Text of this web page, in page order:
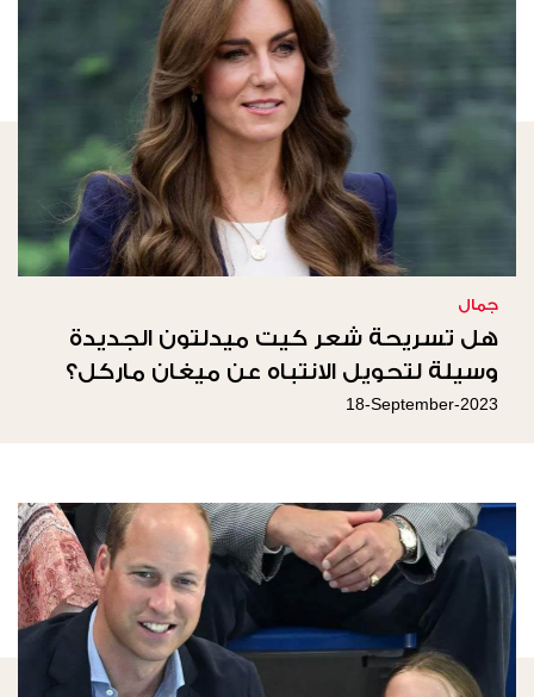
جمال
هل تسريحة شعر كيت ميدلتون الجديدة
وسيلة لتحويل الانتباه عن ميغان ماركل؟
18-September-2023